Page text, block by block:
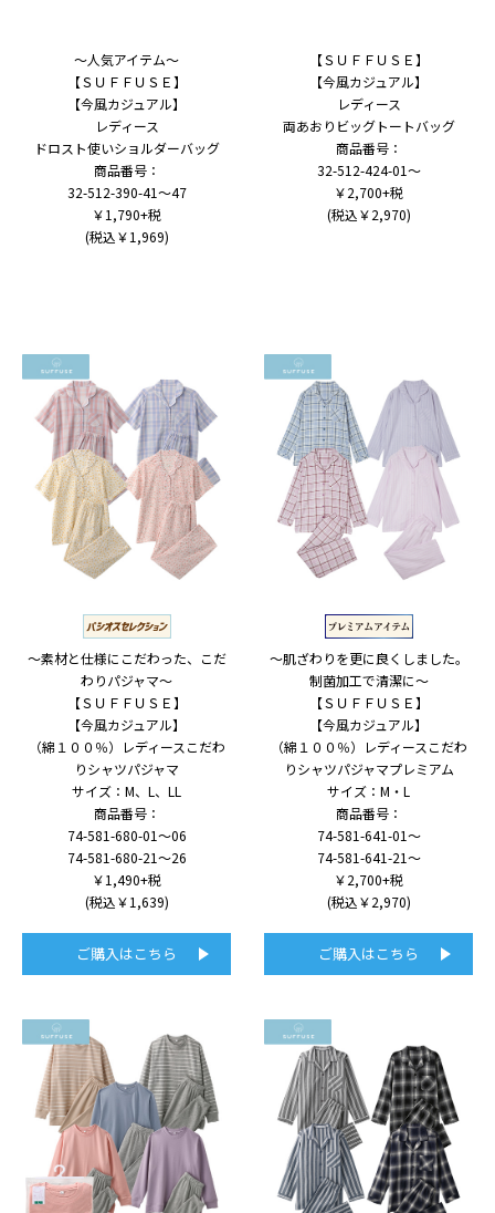
～人気アイテム～
【ＳＵＦＦＵＳＥ】
【今風カジュアル】
レディース
ドロスト使いショルダーバッグ
商品番号：
32-512-390-41～47
￥1,790+税
(税込￥1,969)
【ＳＵＦＦＵＳＥ】
【今風カジュアル】
レディース
両あおりビッグトートバッグ
商品番号：
32-512-424-01～
￥2,700+税
(税込￥2,970)
～素材と仕様にこだわった、こだ
わりパジャマ～
【ＳＵＦＦＵＳＥ】
【今風カジュアル】
（綿１００％）レディースこだわ
りシャツパジャマ
サイズ：M、L、LL
商品番号：
74-581-680-01～06
74-581-680-21～26
￥1,490+税
(税込￥1,639)
ご購入はこちら
～肌ざわりを更に良くしました。
制菌加工で清潔に～
【ＳＵＦＦＵＳＥ】
【今風カジュアル】
（綿１００％）レディースこだわ
りシャツパジャマプレミアム
サイズ：M・L
商品番号：
74-581-641-01～
74-581-641-21～
￥2,700+税
(税込￥2,970)
ご購入はこちら